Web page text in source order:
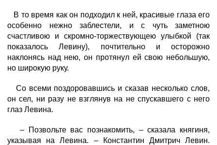
В то время как он подходил к ней, красивые глаза его
особенно нежно заблестели, и с чуть заметною
счастливою и скромно-торжествующею улыбкой (так
показалось Левину), почтительно и осторожно
наклонясь над нею, он протянул ей свою небольшую,
но широкую руку.
Со всеми поздоровавшись и сказав несколько слов,
он сел, ни разу не взглянув на не спускавшего с него
глаз Левина.
– Позвольте вас познакомить, – сказала княгиня,
указывая на Левина. – Константин Дмитрич Левин.